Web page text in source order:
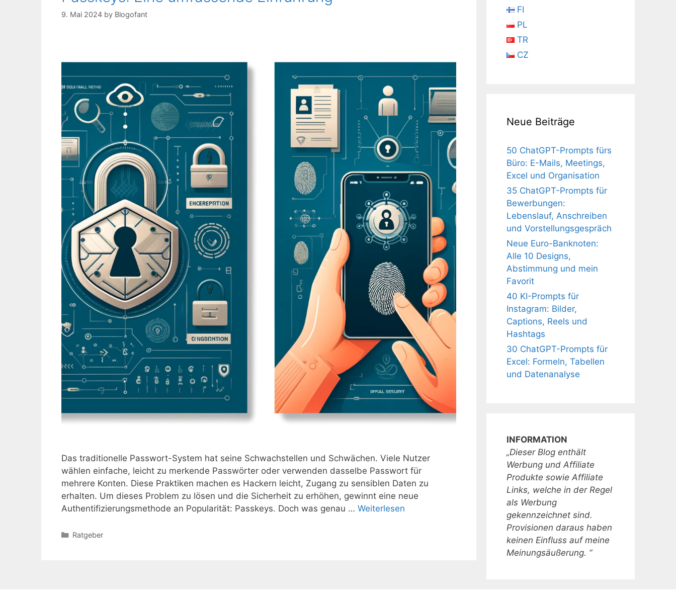
9. Mai 2024 by Blogofant
Das traditionelle Passwort-System hat seine Schwachstellen und Schwächen. Viele Nutzer
wählen einfache, leicht zu merkende Passwörter oder verwenden dasselbe Passwort für
mehrere Konten. Diese Praktiken machen es Hackern leicht, Zugang zu sensiblen Daten zu
erhalten. Um dieses Problem zu lösen und die Sicherheit zu erhöhen, gewinnt eine neue
Authentifizierungsmethode an Popularität: Passkeys. Doch was genau … Weiterlesen
Kategorien
Ratgeber
FI
PL
TR
CZ
Neue Beiträge
50 ChatGPT-Prompts fürs
Büro: E-Mails, Meetings,
Excel und Organisation
35 ChatGPT-Prompts für
Bewerbungen:
Lebenslauf, Anschreiben
und Vorstellungsgespräch
Neue Euro-Banknoten:
Alle 10 Designs,
Abstimmung und mein
Favorit
40 KI-Prompts für
Instagram: Bilder,
Captions, Reels und
Hashtags
30 ChatGPT-Prompts für
Excel: Formeln, Tabellen
und Datenanalyse
INFORMATION
„Dieser Blog enthält
Werbung und Affiliate
Produkte sowie Affiliate
Links, welche in der Regel
als Werbung
gekennzeichnet sind.
Provisionen daraus haben
keinen Einfluss auf meine
Meinungsäußerung. “